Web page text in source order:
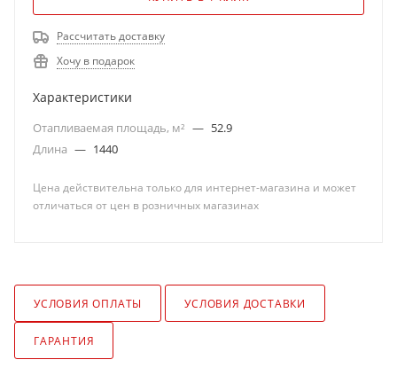
Рассчитать доставку
Хочу в подарок
Характеристики
Отапливаемая площадь, м² — 52.9
Длина — 1440
Цена действительна только для интернет-магазина и может
отличаться от цен в розничных магазинах
УСЛОВИЯ ОПЛАТЫ УСЛОВИЯ ДОСТАВКИ
ГАРАНТИЯ